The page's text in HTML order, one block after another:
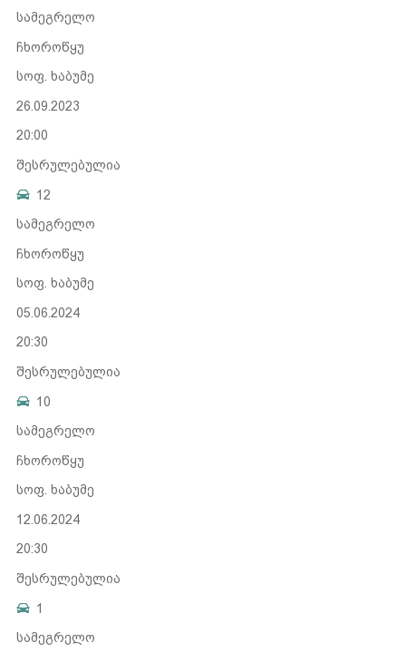
სამეგრელო
ჩხოროწყუ
სოფ. ხაბუმე
26.09.2023
20:00
შესრულებულია
12
სამეგრელო
ჩხოროწყუ
სოფ. ხაბუმე
05.06.2024
20:30
შესრულებულია
10
სამეგრელო
ჩხოროწყუ
სოფ. ხაბუმე
12.06.2024
20:30
შესრულებულია
1
სამეგრელო